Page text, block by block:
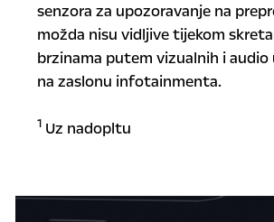
senzora za upozoravanje na
možda nisu vidljive tijekom
brzinama putem vizualnih i audio
na zaslonu infotainmenta.
1Uz nadopltu